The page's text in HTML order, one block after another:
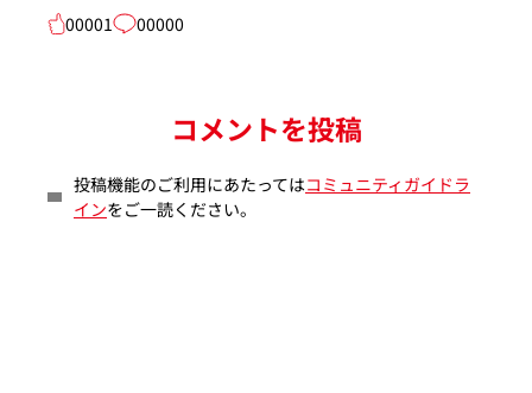
00001
00000
コメントを投稿
投稿機能のご利用にあたってはコミュニティガイドラ
インをご一読ください。